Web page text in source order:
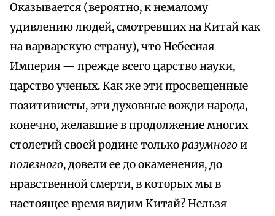
Оказывается (вероятно, к немалому
удивлению людей, смотревших на Китай как
на варварскую страну), что Небесная
Империя — прежде всего царство науки,
царство ученых. Как же эти просвещенные
позитивисты, эти духовные вожди народа,
конечно, желавшие в продолжение многих
столетий своей родине толькоразумногои
полезного, довели ее до окаменения, до
нравственной смерти, в которых мы в
настоящее время видим Китай? Нельзя